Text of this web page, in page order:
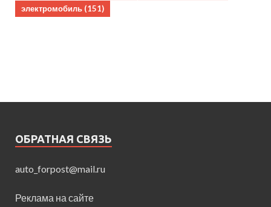
электромобиль (151)
ОБРАТНАЯ СВЯЗЬ
auto_forpost@mail.ru
Реклама на сайте